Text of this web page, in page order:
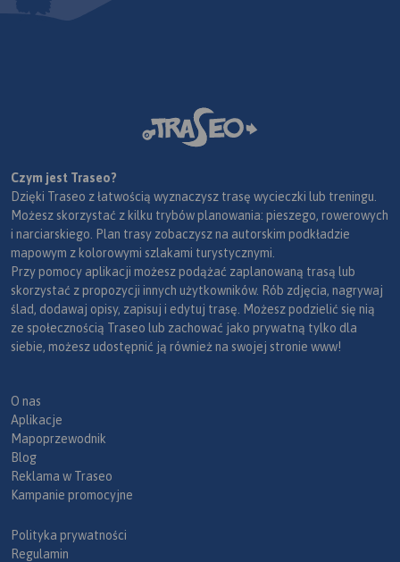
Czym jest Traseo?
Dzięki Traseo z łatwością wyznaczysz trasę wycieczki lub treningu.
Możesz skorzystać z kilku trybów planowania: pieszego, rowerowych
i narciarskiego. Plan trasy zobaczysz na autorskim podkładzie
mapowym z kolorowymi szlakami turystycznymi.
Przy pomocy aplikacji możesz podążać zaplanowaną trasą lub
skorzystać z propozycji innych użytkowników. Rób zdjęcia, nagrywaj
ślad, dodawaj opisy, zapisuj i edytuj trasę. Możesz podzielić się nią
ze społecznością Traseo lub zachować jako prywatną tylko dla
siebie, możesz udostępnić ją również na swojej stronie www!
O nas
Aplikacje
Mapoprzewodnik
Blog
Reklama w Traseo
Kampanie promocyjne
Polityka prywatności
Regulamin